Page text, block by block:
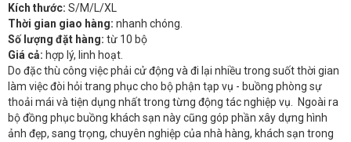
Kích thước: S/M/L/XL
Thời gian giao hàng: nhanh chóng.
Số lượng đặt hàng: từ 10 bộ
Giá cả: hợp lý, linh hoạt.
Do đặc thù công việc phải cử động và đi lại nhiều trong suốt thời gian
làm việc đòi hỏi trang phục cho bộ phận tạp vụ - buồng phòng sự
thoải mái và tiện dụng nhất trong từng động tác nghiệp vụ. Ngoài ra
bộ đồng phục buồng khách sạn này cũng góp phần xây dựng hình
ảnh đẹp, sang trọng, chuyên nghiệp của nhà hàng, khách sạn trong